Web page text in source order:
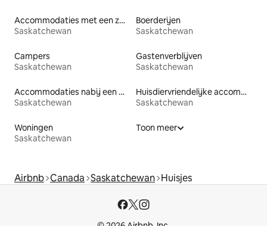
Accommodaties met een zwembad
Saskatchewan
Boerderijen
Saskatchewan
Campers
Saskatchewan
Gastenverblijven
Saskatchewan
Accommodaties nabij een meer
Saskatchewan
Huisdiervriendelijke accommodaties
Saskatchewan
Woningen
Saskatchewan
Toon meer
Airbnb Canada Saskatchewan Huisjes